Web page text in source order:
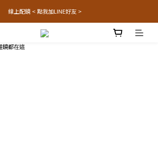
線上配鏡 < 點我加LINE好友 >